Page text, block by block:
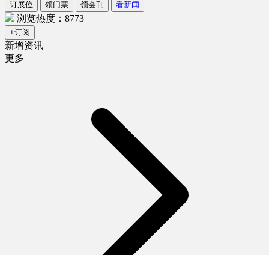
订展位 领门票 领会刊 看新闻
浏览热度：8773
+订阅
新增资讯
更多